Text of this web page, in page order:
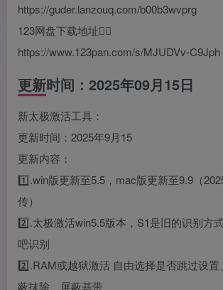
https://guder.lanzouq.com/b00b3wvprg
123网盘下载地址👇🏻
https://www.123pan.com/s/MJUDVv-C9Jph
更新时间：2025年09月15日
新太极激活工具：
更新时间：2025年9月15
更新内容：
1️⃣.win版更新至5.5，mac版更新至9.9（
传）
2️⃣.太极激活win5.5版本，S1是旧的识别方
吧识别
2️⃣.RAM或越狱激活 自由选择是否跳过设
蔽抹除、屏蔽基带